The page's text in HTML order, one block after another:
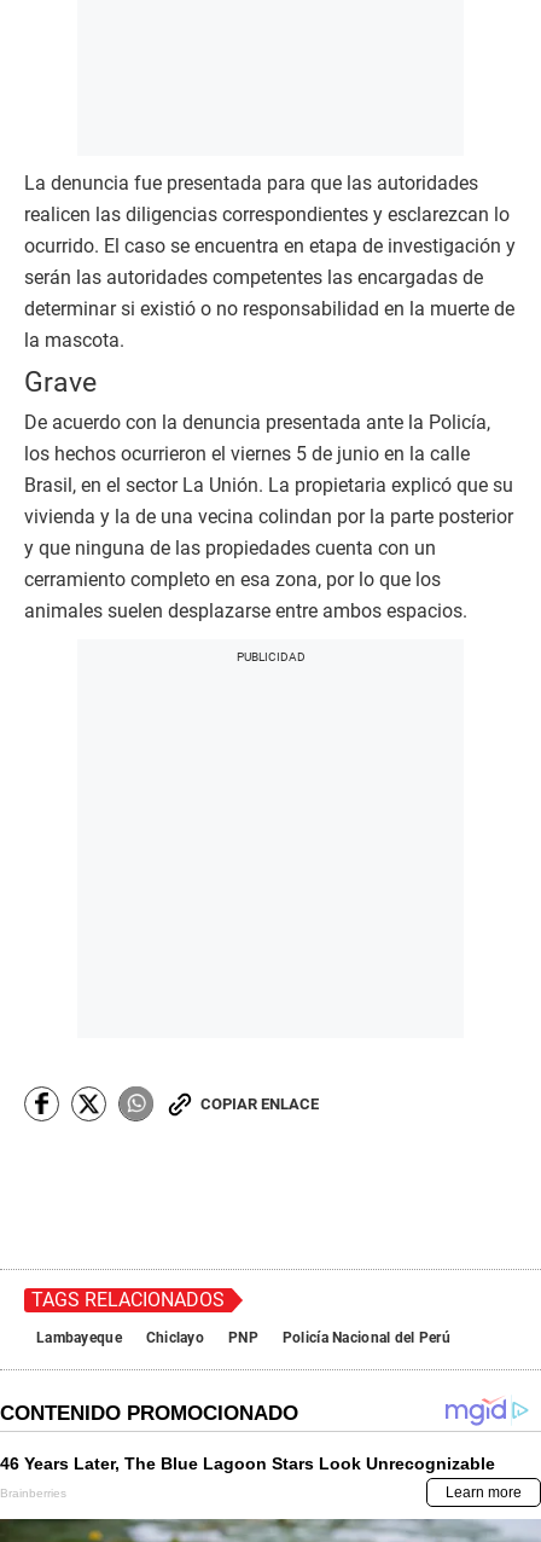
La denuncia fue presentada para que las autoridades
realicen las diligencias correspondientes y esclarezcan lo
ocurrido. El caso se encuentra en etapa de investigación y
serán las autoridades competentes las encargadas de
determinar si existió o no responsabilidad en la muerte de
la mascota.
Grave
De acuerdo con la denuncia presentada ante la Policía,
los hechos ocurrieron el viernes 5 de junio en la calle
Brasil, en el sector La Unión. La propietaria explicó que su
vivienda y la de una vecina colindan por la parte posterior
y que ninguna de las propiedades cuenta con un
cerramiento completo en esa zona, por lo que los
animales suelen desplazarse entre ambos espacios.
COPIAR ENLACE
TAGS RELACIONADOS
Lambayeque Chiclayo PNP Policía Nacional del Perú